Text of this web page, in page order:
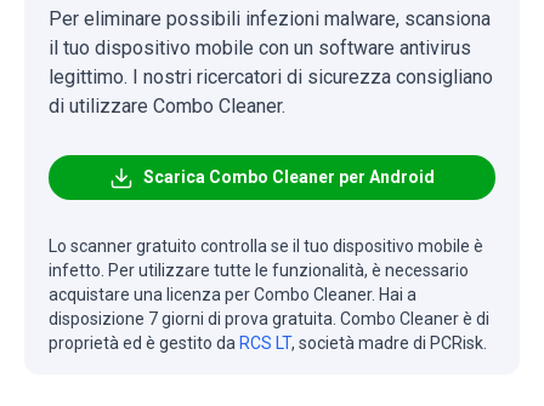
Per eliminare possibili infezioni malware, scansiona
il tuo dispositivo mobile con un software antivirus
legittimo. I nostri ricercatori di sicurezza consigliano
di utilizzare Combo Cleaner.
Scarica Combo Cleaner per Android
Lo scanner gratuito controlla se il tuo dispositivo mobile è
infetto. Per utilizzare tutte le funzionalità, è necessario
acquistare una licenza per Combo Cleaner. Hai a
disposizione 7 giorni di prova gratuita. Combo Cleaner è di
proprietà ed è gestito da RCS LT, società madre di PCRisk.